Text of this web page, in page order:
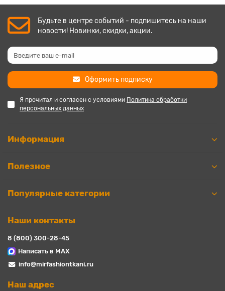
Будьте в центре событий - подпишитесь на наши
новости! Новинки, скидки, акции.
Оформить подписку
Я прочитал и согласен с условиями Политика обработки
персональных данных
Информация
Полезное
Популярные категории
Наши контакты
8 (800) 300-28-45
Написать в MAX
info@mirfashiontkani.ru
Наш адрес